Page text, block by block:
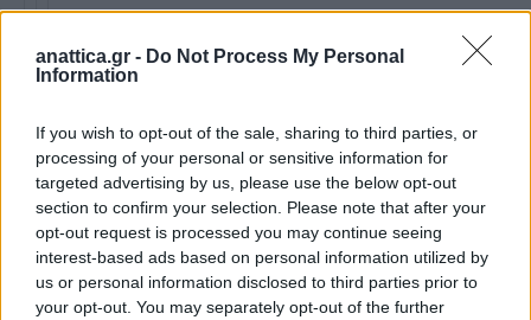
anattica.gr - Do Not Process My Personal
Information
If you wish to opt-out of the sale, sharing to third parties, or
processing of your personal or sensitive information for
targeted advertising by us, please use the below opt-out
section to confirm your selection. Please note that after your
opt-out request is processed you may continue seeing
interest-based ads based on personal information utilized by
us or personal information disclosed to third parties prior to
your opt-out. You may separately opt-out of the further
Αξιουπόλεως, από Γαλήνης έως το τέρμα της οδού
Αμπελουπόλεως, τμήμα από Γαλήνης έως το τέρμα της
οδού
οδού
Φιλιππουπόλεως , τμήμα από Γαλήνης έως Πεύκων
Ανεμόεσσας, κάθετος της Φιλιππουπόλεως, τμήμα από
Φιλιππουπόλεως έως Αρίωνος
Κωνσταντινουπόλεως , τμήμα από Γαλήνης έως
Ανεμόεσσας, κάθετο της Φιλιππουπόλεως